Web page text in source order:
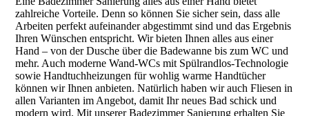
zahlreiche Vorteile. Denn so können Sie sicher sein, dass alle
Arbeiten perfekt aufeinander abgestimmt sind und das Ergebnis
Ihren Wünschen entspricht. Wir bieten Ihnen alles aus einer
Hand – von der Dusche über die Badewanne bis zum WC und
mehr. Auch moderne Wand-WCs mit Spülrandlos-Technologie
sowie Handtuchheizungen für wohlig warme Handtücher
können wir Ihnen anbieten. Natürlich haben wir auch Fliesen in
allen Varianten im Angebot, damit Ihr neues Bad schick und
modern wird. Mit unserer Badezimmer Sanierung erhalten Sie